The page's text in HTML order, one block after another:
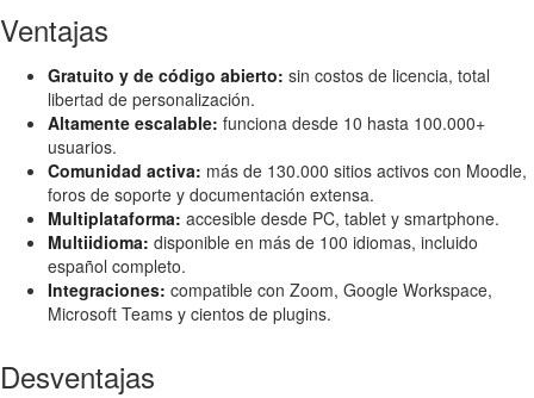
Ventajas
Gratuito y de código abierto: sin costos de licencia, total
libertad de personalización.
Altamente escalable: funciona desde 10 hasta 100.000+
usuarios.
Comunidad activa: más de 130.000 sitios activos con Moodle,
foros de soporte y documentación extensa.
Multiplataforma: accesible desde PC, tablet y smartphone.
Multiidioma: disponible en más de 100 idiomas, incluido
español completo.
Integraciones: compatible con Zoom, Google Workspace,
Microsoft Teams y cientos de plugins.
Desventajas